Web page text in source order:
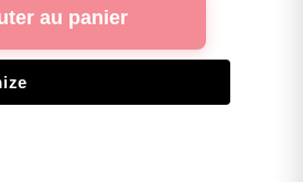
au panier